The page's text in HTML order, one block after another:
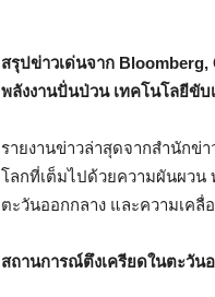
สรุปข่าวเด่นจาก
พลังงานปั่นป่วน เทคโนโลยีขับ
รายงานข่าวล่าสุดจากสำนักข่
โลกที่เต็มไปด้วยความผันผวน
ตะวันออกกลาง และความเค
สถานการณ์ตึงเครียดในตะวัน